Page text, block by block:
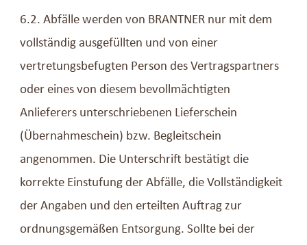
6.2. Abfälle werden von BRANTNER nur mit dem
vollständig ausgefüllten und von einer
vertretungsbefugten Person des Vertragspartners
oder eines von diesem bevollmächtigten
Anlieferers unterschriebenen Lieferschein
(Übernahmeschein) bzw. Begleitschein
angenommen. Die Unterschrift bestätigt die
korrekte Einstufung der Abfälle, die Vollständigkeit
der Angaben und den erteilten Auftrag zur
ordnungsgemäßen Entsorgung. Sollte bei der